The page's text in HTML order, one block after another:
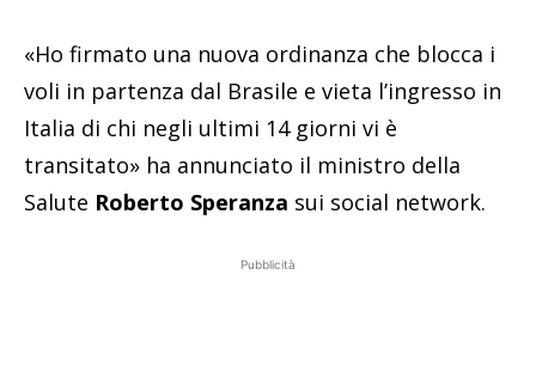
«Ho firmato una nuova ordinanza che blocca i
voli in partenza dal Brasile e vieta l’ingresso in
Italia di chi negli ultimi 14 giorni vi è
transitato» ha annunciato il ministro della
Salute Roberto Speranza sui social network.
Pubblicità